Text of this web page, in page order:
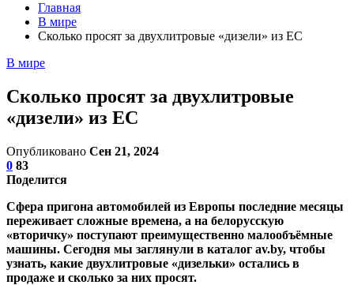
Главная
В мире
Сколько просят за двухлитровые «дизели» из ЕС
В мире
Сколько просят за двухлитровые
«дизели» из ЕС
Опубликовано Сен 21, 2024
0 83
Поделится
Сфера пригона автомобилей из Европы последние месяцы
переживает сложные времена, а на белорусскую
«вторичку» поступают преимущественно малообъёмные
машины. Сегодня мы заглянули в каталог av.by, чтобы
узнать, какие двухлитровые «дизельки» остались в
продаже и сколько за них просят.